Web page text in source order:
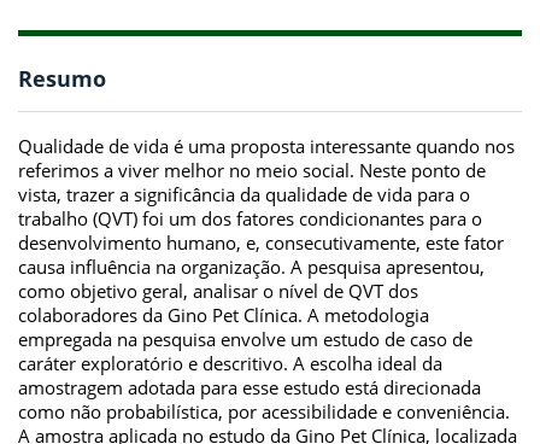
Resumo
Qualidade de vida é uma proposta interessante quando nos
referimos a viver melhor no meio social. Neste ponto de
vista, trazer a significância da qualidade de vida para o
trabalho (QVT) foi um dos fatores condicionantes para o
desenvolvimento humano, e, consecutivamente, este fator
causa influência na organização. A pesquisa apresentou,
como objetivo geral, analisar o nível de QVT dos
colaboradores da Gino Pet Clínica. A metodologia
empregada na pesquisa envolve um estudo de caso de
caráter exploratório e descritivo. A escolha ideal da
amostragem adotada para esse estudo está direcionada
como não probabilística, por acessibilidade e conveniência.
A amostra aplicada no estudo da Gino Pet Clínica, localizada